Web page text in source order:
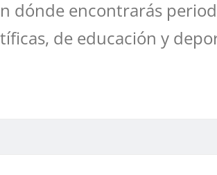
dónde encontrarás
de educación y